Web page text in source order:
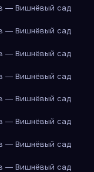
— Вишнёвый сад
— Вишнёвый сад
— Вишнёвый сад
— Вишнёвый сад
— Вишнёвый сад
— Вишнёвый сад
— Вишнёвый сад
— Вишнёвый сад